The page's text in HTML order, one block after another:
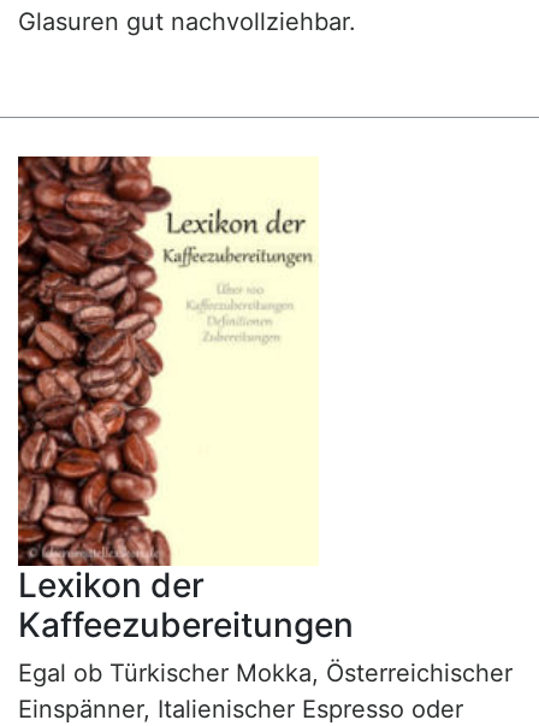
Glasuren gut nachvollziehbar.
Lexikon der
Kaffeezubereitungen
Egal ob Türkischer Mokka, Österreichischer
Einspänner, Italienischer Espresso oder